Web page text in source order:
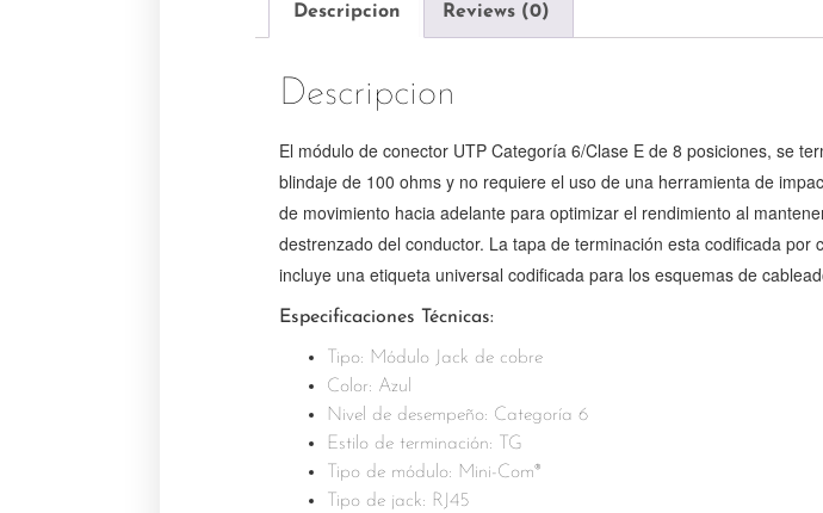
Descripcion Reviews (0)
Descripcion
El módulo de conector UTP Categoría 6/Clase E de 8 posiciones, se
blindaje de 100 ohms y no requiere el uso de una herramienta de
de movimiento hacia adelante para optimizar el rendimiento al
destrenzado del conductor. La tapa de terminación esta codificada
incluye una etiqueta universal codificada para los esquemas de
Especificaciones Técnicas:
Tipo: Módulo Jack de cobre
Color: Azul
Nivel de desempeño: Categoría 6
Estilo de terminación: TG
Tipo de módulo: Mini-Com®
Tipo de jack: RJ45